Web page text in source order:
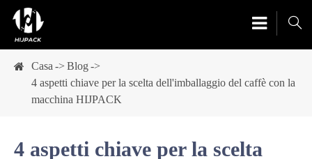

Casa
Blog
4 aspetti chiave per la scelta dell'imballaggio del caffè con la
macchina HIJPACK
4 aspetti chiave per la scelta